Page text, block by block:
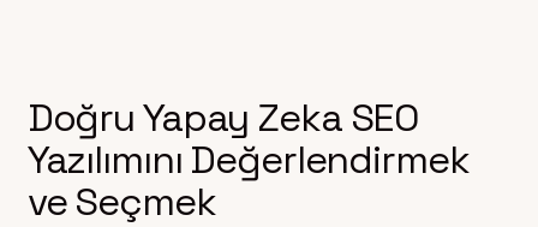
Doğru Yapay Zeka SEO
Yazılımını Değerlendirmek
ve Seçmek